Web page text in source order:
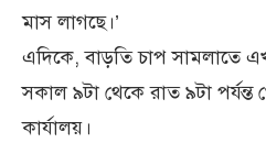
মাস লাগছে।’
এদিকে, বাড়তি চাপ সামলাতে
সকাল ৯টা থেকে রাত ৯টা
কার্যালয়।